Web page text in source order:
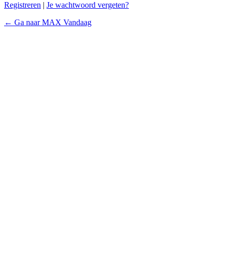
Registreren | Je wachtwoord vergeten?
← Ga naar MAX Vandaag